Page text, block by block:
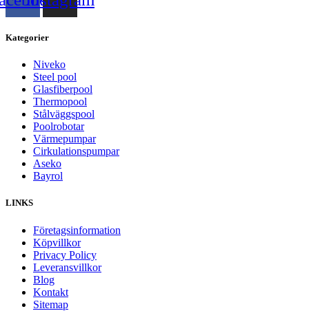
Kategorier
Niveko
Steel pool
Glasfiberpool
Thermopool
Stålväggspool
Poolrobotar
Värmepumpar
Cirkulationspumpar
Aseko
Bayrol
LINKS
Företagsinformation
Köpvillkor
Privacy Policy
Leveransvillkor
Blog
Kontakt
Sitemap